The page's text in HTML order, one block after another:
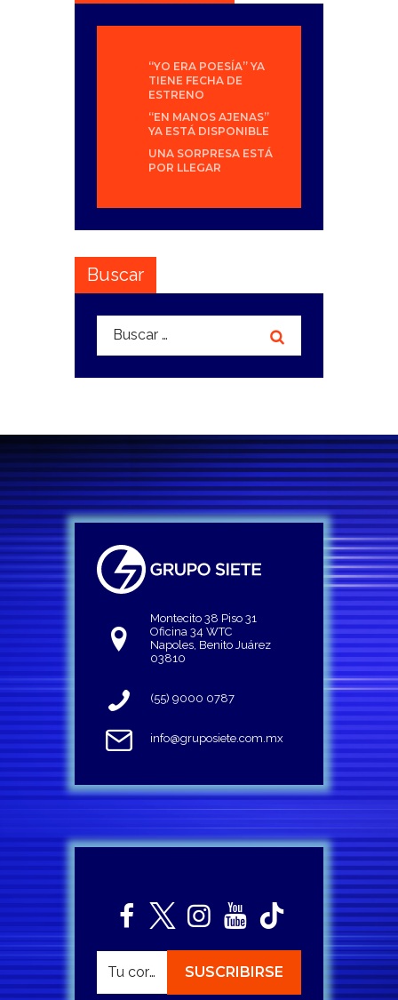
“YO ERA POESÍA” YA
TIENE FECHA DE
ESTRENO
“EN MANOS AJENAS”
YA ESTÁ DISPONIBLE
UNA SORPRESA ESTÁ
POR LLEGAR
Buscar
Buscar:
Montecito 38 Piso 31
Oficina 34 WTC
Napoles, Benito Juárez
03810
(55) 9000 0787
info@gruposiete.com.mx